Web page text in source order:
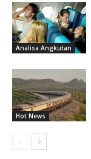
Analisa Angkutan
Hot News